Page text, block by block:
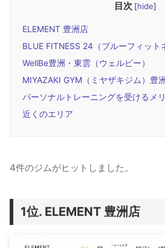
目次 [hide]
ELEMENT 豊洲店
BLUE FITNESS 24（ブルーフィット
WellBe豊洲・東雲（ウェルビー）
MIYAZAKI GYM（ミヤザキジム）豊
パーソナルトレーニングを受けるメ
近くのエリア
4件のジムがヒットしました。
ELEMENT 豊洲店